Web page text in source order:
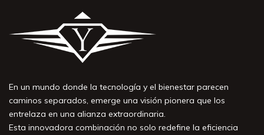
En un mundo donde la tecnología y el bienestar parecen
caminos separados, emerge una visión pionera que los
entrelaza en una alianza extraordinaria.
Esta innovadora combinación no solo redefine la eficiencia